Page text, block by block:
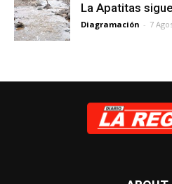
La Apatitas
Diagramación - 7